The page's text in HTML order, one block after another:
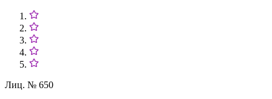
Лиц. № 650